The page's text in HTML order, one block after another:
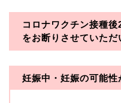
※TCBグループとは以下
・一般社団法人メディカ
・医療法人社団創彩会
コロナワクチン接種後
をお断りさせていただ
妊娠中・妊娠の可能性